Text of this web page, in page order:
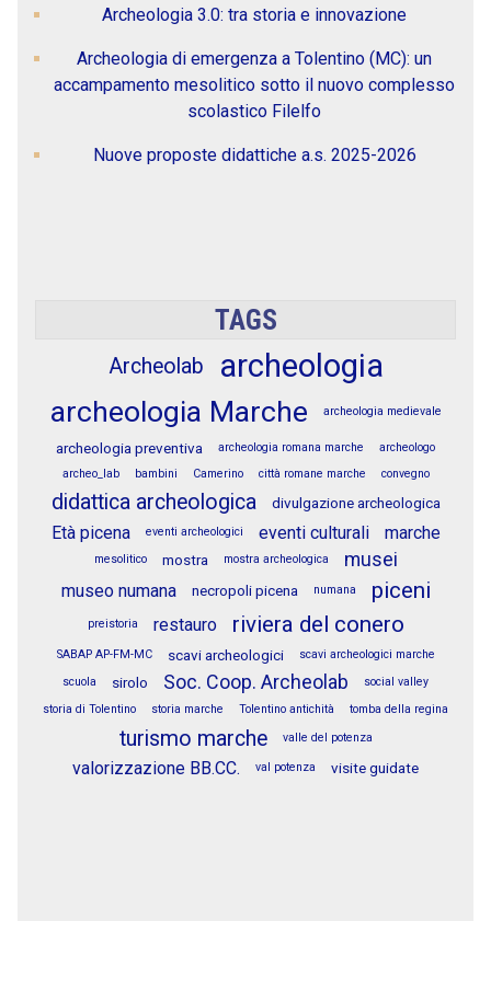
Archeologia 3.0: tra storia e innovazione
Archeologia di emergenza a Tolentino (MC): un
accampamento mesolitico sotto il nuovo complesso
scolastico Filelfo
Nuove proposte didattiche a.s. 2025-2026
TAGS
Archeolab archeologia
archeologia Marche archeologia medievale
archeologia preventiva archeologia romana marche
archeologo
archeo_lab
bambini Camerino città romane marche convegno
didattica archeologica divulgazione archeologica
Età picena eventi archeologici eventi culturali marche
mesolitico mostra mostra archeologica musei
museo numana necropoli picena numana piceni
preistoria restauro riviera del conero
SABAP AP-FM-MC scavi archeologici
scavi archeologici marche
scuola
sirolo Soc. Coop. Archeolab
social valley
storia di Tolentino
storia marche Tolentino antichità tomba della regina
turismo marche valle del potenza
valorizzazione BB.CC. val potenza visite guidate